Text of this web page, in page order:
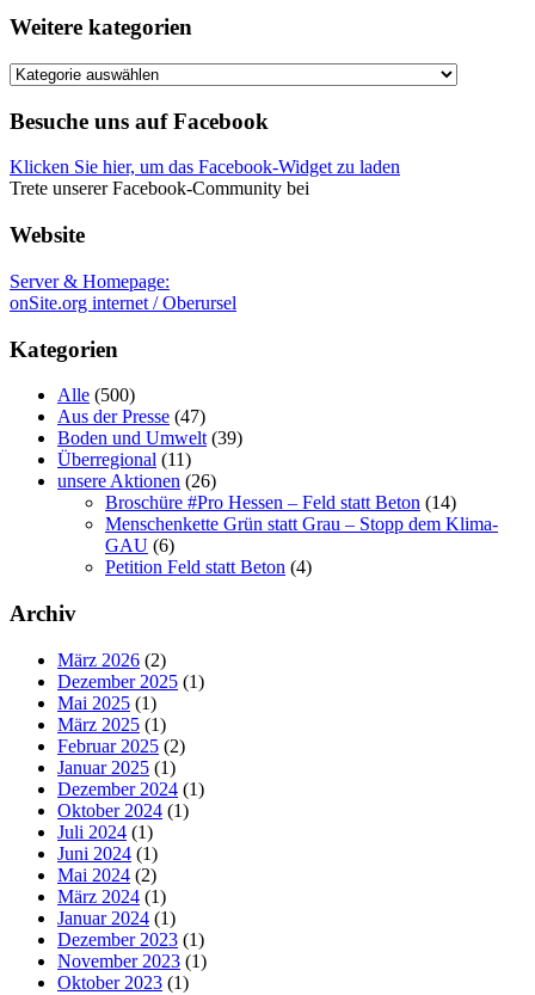
Weitere kategorien
Weitere
Besuche uns auf Facebook
Klicken Sie hier, um das Facebook-Widget zu laden
Trete unserer Facebook-Community bei
Website
Server & Homepage:
onSite.org internet / Oberursel
Kategorien
Alle (500)
Aus der Presse (47)
Boden und Umwelt (39)
Überregional (11)
unsere Aktionen (26)
Broschüre #Pro Hessen – Feld statt Beton (14)
Menschenkette Grün statt Grau – Stopp dem Klima-
GAU (6)
Petition Feld statt Beton (4)
Archiv
März 2026 (2)
Dezember 2025 (1)
Mai 2025 (1)
März 2025 (1)
Februar 2025 (2)
Januar 2025 (1)
Dezember 2024 (1)
Oktober 2024 (1)
Juli 2024 (1)
Juni 2024 (1)
Mai 2024 (2)
März 2024 (1)
Januar 2024 (1)
Dezember 2023 (1)
November 2023 (1)
Oktober 2023 (1)